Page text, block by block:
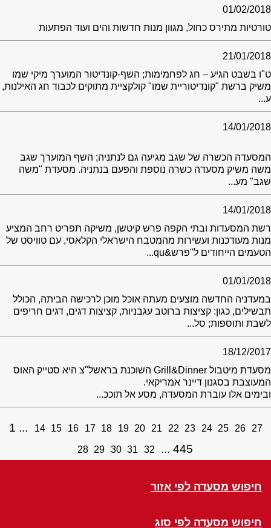
01/02/2018
טורטיות מתירס כחול, מגוון מנות חדשות והים ועוד הפתעות
21/01/2018
ט"ו בשבט הגיע – חג לפחמימות; השף-קונדיטור המוערך מיקי שמו
משיק ברשת "קונדיטוריית שמו" קולקציית מתוקים לכבוד חג האילנות,
ע...
14/01/2018
המסעדה הכשרה של שגב מגיעה גם לנתניה; השף המוערך שגב
משה משיק מסעדה כשרה נוספת והפעם בנתניה. מסעדת "משה
שגב" מע...
14/01/2018
רשת המסעדות ובתי הקפה פרש קיטשן, משיקה תפריט רחב המציע
מנות מעודכנות ועשירות מהמטבח הישראלי הקלאסי, עם טוויסט של
הטעמים הייחודים ל"פרש&qu...
01/01/2018
במעדניה החדשה מוצעים מעתה אוכל מוכן לרכישה הביתה, הכולל
תבשילים, כגון: קציצות ברוטב עגבניות, קציצות דגים, דגים חריפים
לשבת ותוספות; סל...
18/12/2017
מסעדת מיטבול Grill&Dinner השוכנת בראשל"צ היא סטייק האוס
המעוצבת בסגנון דיינר אמריקאי.
ובימים אלו עוברת המסעדה, מסע אל תוככ...
1 14 15 16 17 18 19 20 21 22 23 24 25 26 27
28 29 30 31 32 445
חיפוש מסעדה לפי אזור
חיפוש מסעדה לפי סוג